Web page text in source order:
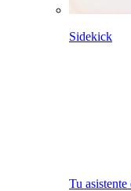
Sidekick
Tu